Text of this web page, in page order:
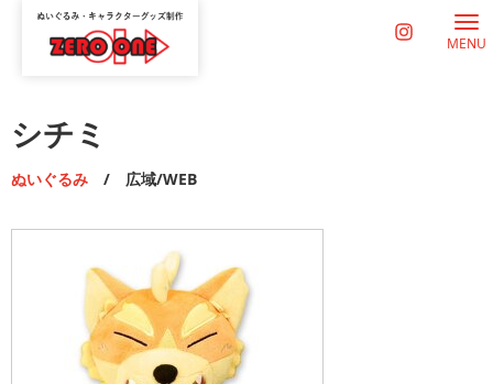
MENU
シチミ
ぬいぐるみ / 広域/WEB